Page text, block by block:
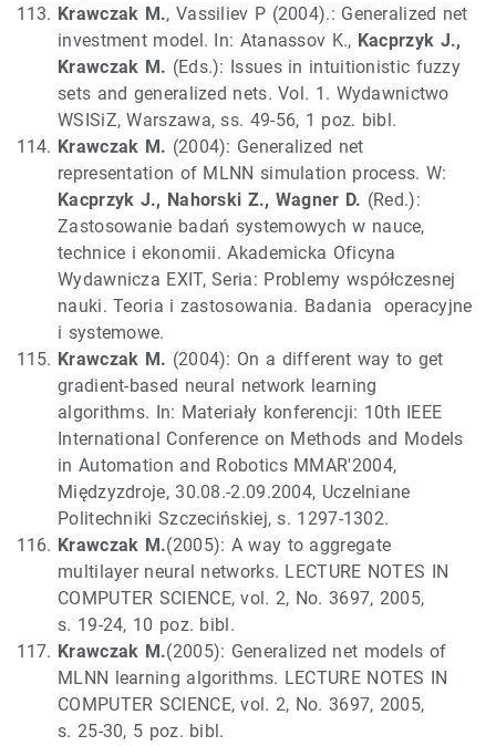
Krawczak M., Vassiliev P (2004).: Generalized net
investment model. In: Atanassov K., Kacprzyk J.,
Krawczak M. (Eds.): Issues in intuitionistic fuzzy
sets and generalized nets. Vol. 1. Wydawnictwo
WSISiZ, Warszawa, ss. 49-56, 1 poz. bibl.
Krawczak M. (2004): Generalized net
representation of MLNN simulation process. W:
Kacprzyk J., Nahorski Z., Wagner D. (Red.):
Zastosowanie badań systemowych w nauce,
technice i ekonomii. Akademicka Oficyna
Wydawnicza EXIT, Seria: Problemy współczesnej
nauki. Teoria i zastosowania. Badania operacyjne
i systemowe.
Krawczak M. (2004): On a different way to get
gradient-based neural network learning
algorithms. In: Materiały konferencji: 10th IEEE
International Conference on Methods and Models
in Automation and Robotics MMAR'2004,
Międzyzdroje, 30.08.-2.09.2004, Uczelniane
Politechniki Szczecińskiej, s. 1297-1302.
Krawczak M.(2005): A way to aggregate
multilayer neural networks. LECTURE NOTES IN
COMPUTER SCIENCE, vol. 2, No. 3697, 2005,
s. 19-24, 10 poz. bibl.
Krawczak M.(2005): Generalized net models of
MLNN learning algorithms. LECTURE NOTES IN
COMPUTER SCIENCE, vol. 2, No. 3697, 2005,
s. 25-30, 5 poz. bibl.